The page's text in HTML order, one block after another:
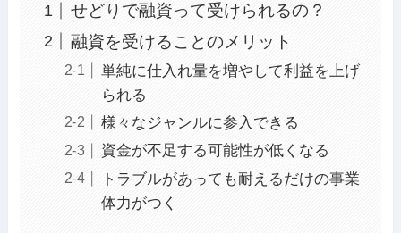
せどりで融資って受けられるの？
融資を受けることのメリット
単純に仕入れ量を増やして利益を上げ
られる
様々なジャンルに参入できる
資金が不足する可能性が低くなる
トラブルがあっても耐えるだけの事業
体力がつく